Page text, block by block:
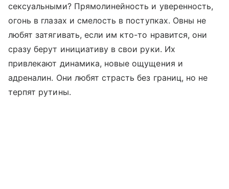
сексуальными? Прямолинейность и уверенность,
огонь в глазах и смелость в поступках. Овны не
любят затягивать, если им кто-то нравится, они
сразу берут инициативу в свои руки. Их
привлекают динамика, новые ощущения и
адреналин. Они любят страсть без границ, но не
терпят рутины.